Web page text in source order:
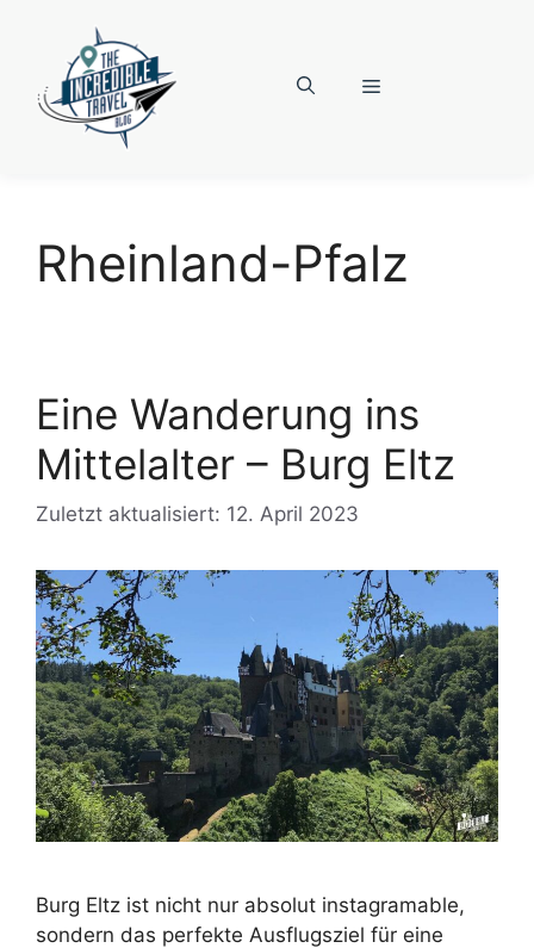
springen
Menü
Rheinland-Pfalz
Eine Wanderung ins
Mittelalter – Burg Eltz
Zuletzt aktualisiert: 12. April 2023
Burg Eltz ist nicht nur absolut instagramable,
sondern das perfekte Ausflugsziel für eine